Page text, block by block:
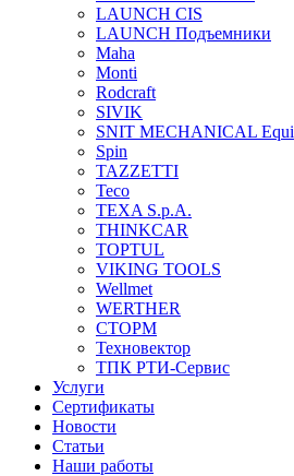
LAUNCH CIS
LAUNCH Подъемники
Maha
Monti
Rodcraft
SIVIK
SNIT MECHANICAL
Spin
TAZZETTI
Teco
TEXA S.p.A.
THINKCAR
TOPTUL
VIKING TOOLS
Wellmet
WERTHER
СТОРМ
Техновектор
ТПК РТИ-Сервис
Услуги
Сертификаты
Новости
Статьи
Наши работы